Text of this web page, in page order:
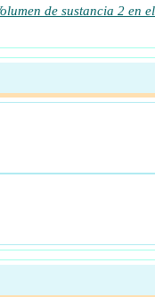
de sustancia 2 en